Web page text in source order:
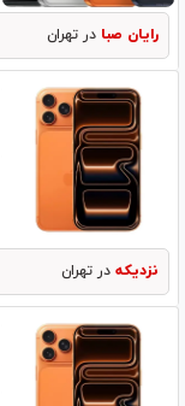
رایان صبا در تهران
نزدیکه در تهران